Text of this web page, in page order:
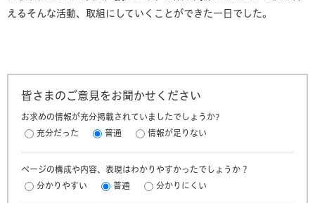
えるそんな活動、取組にしていくことができた一日でした。
皆さまのご意見をお聞かせください
お求めの情報が充分掲載されていましたでしょうか?
充分だった
普通 情報が足りない
ページの構成や内容、表現はわかりやすかったでしょうか？
分かりやすい
普通 分かりにくい